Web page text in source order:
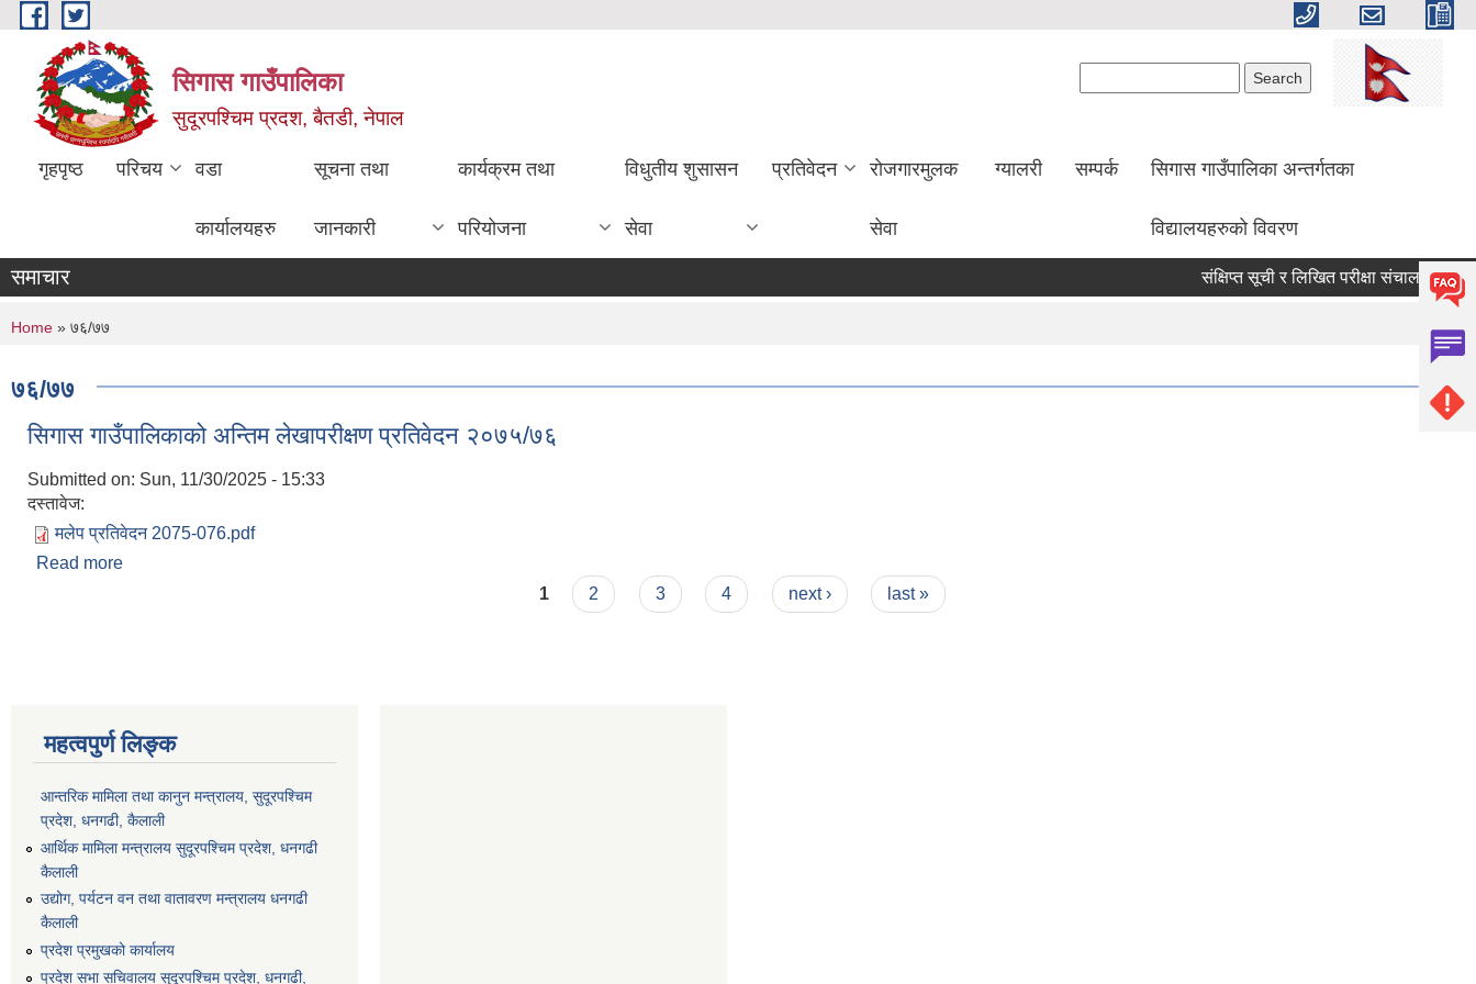
Skip to main content
सिगास गाउँपालिका
सुदूरपश्चिम प्रदश, बैतडी, नेपाल
गृहपृष्ठ परिचय वडा
कार्यालयहरु
सूचना तथा
जानकारी
कार्यक्रम तथा
परियोजना
विधुतीय शुसासन
सेवा
प्रतिवेदन राेजगारमुलक
सेवा
ग्यालरी सम्पर्क सिगास गाउँपालिका अन्तर्गतका
विद्यालयहरुको विवरण
समाचार संक्षिप्त सूची र लिखित परीक्षा संचालन
You are here
Home » ७६/७७
७६/७७
सिगास गाउँपालिकाको अन्तिम लेखापरीक्षण प्रतिवेदन २०७५/७६
Submitted on: Sun, 11/30/2025 - 15:33
दस्तावेज:
मलेप प्रतिवेदन 2075-076.pdf
Read more
1 2 3 4 next › last »
महत्वपुर्ण लिङ्क
आन्तरिक मामिला तथा कानुन मन्त्रालय, सुदूरपश्चिम
प्रदेश, धनगढी, कैलाली
आर्थिक मामिला मन्त्रालय सुदूरपश्चिम प्रदेश, धनगढी
कैलाली
उद्योग, पर्यटन वन तथा वातावरण मन्त्रालय धनगढी
कैलाली
प्रदेश प्रमुखको कार्यालय
प्रदेश सभा सचिवालय सुदूरपश्‍चिम प्रदेश, धनगढी,